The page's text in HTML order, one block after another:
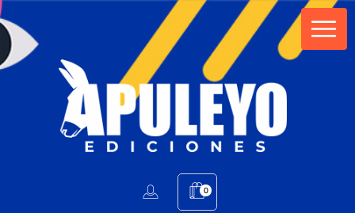
0